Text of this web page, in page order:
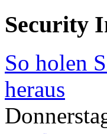
Security
So holen
heraus